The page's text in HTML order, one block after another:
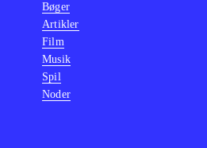
Bøger
Artikler
Film
Musik
Spil
Noder